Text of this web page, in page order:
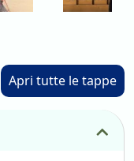
una delle
i locali tipici del
nella cultura
Apri tutte le tappe